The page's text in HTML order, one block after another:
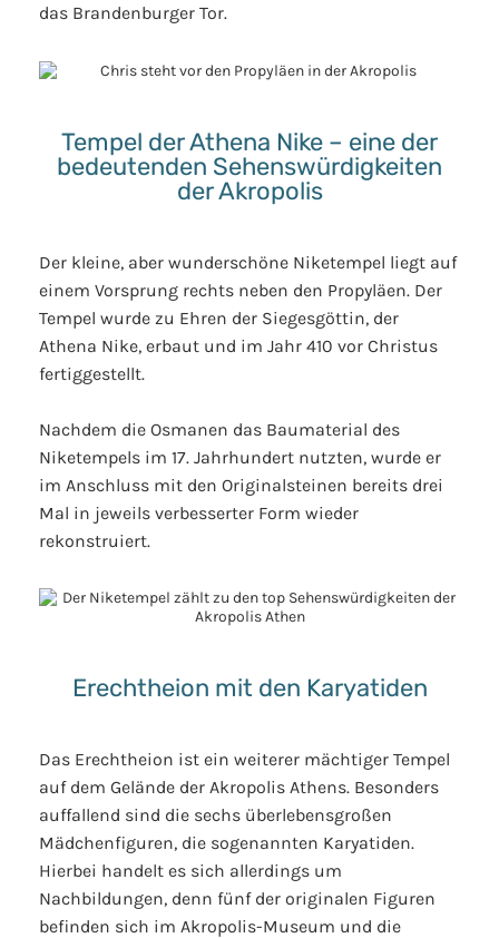
das Brandenburger Tor.
Tempel der Athena Nike – eine der
bedeutenden Sehenswürdigkeiten
der Akropolis
Der kleine, aber wunderschöne Niketempel liegt auf
einem Vorsprung rechts neben den Propyläen. Der
Tempel wurde zu Ehren der Siegesgöttin, der
Athena Nike, erbaut und im Jahr 410 vor Christus
fertiggestellt.
Nachdem die Osmanen das Baumaterial des
Niketempels im 17. Jahrhundert nutzten, wurde er
im Anschluss mit den Originalsteinen bereits drei
Mal in jeweils verbesserter Form wieder
rekonstruiert.
Erechtheion mit den Karyatiden
Das Erechtheion ist ein weiterer mächtiger Tempel
auf dem Gelände der Akropolis Athens. Besonders
auffallend sind die sechs überlebensgroßen
Mädchenfiguren, die sogenannten Karyatiden.
Hierbei handelt es sich allerdings um
Nachbildungen, denn fünf der originalen Figuren
befinden sich im Akropolis-Museum und die